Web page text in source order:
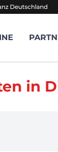
Deutschland
in